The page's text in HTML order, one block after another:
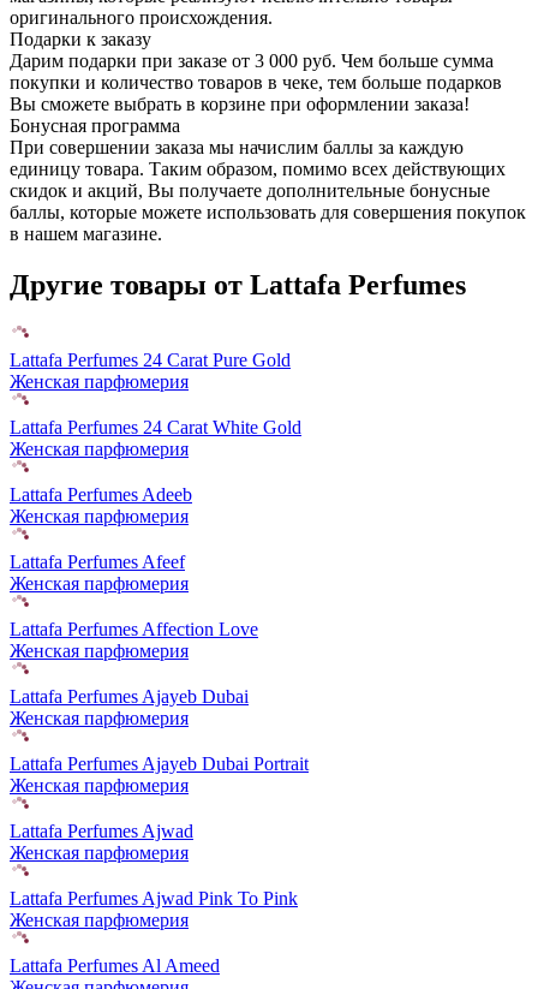
оригинального происхождения.
Подарки к заказу
Дарим подарки при заказе от 3 000 руб. Чем больше сумма
покупки и количество товаров в чеке, тем больше подарков
Вы сможете выбрать в корзине при оформлении заказа!
Бонусная программа
При совершении заказа мы начислим баллы за каждую
единицу товара. Таким образом, помимо всех действующих
скидок и акций, Вы получаете дополнительные бонусные
баллы, которые можете использовать для совершения покупок
в нашем магазине.
Другие товары от Lattafa Perfumes
Lattafa Perfumes 24 Carat Pure Gold
Женская парфюмерия
Lattafa Perfumes 24 Carat White Gold
Женская парфюмерия
Lattafa Perfumes Adeeb
Женская парфюмерия
Lattafa Perfumes Afeef
Женская парфюмерия
Lattafa Perfumes Affection Love
Женская парфюмерия
Lattafa Perfumes Ajayeb Dubai
Женская парфюмерия
Lattafa Perfumes Ajayeb Dubai Portrait
Женская парфюмерия
Lattafa Perfumes Ajwad
Женская парфюмерия
Lattafa Perfumes Ajwad Pink To Pink
Женская парфюмерия
Lattafa Perfumes Al Ameed